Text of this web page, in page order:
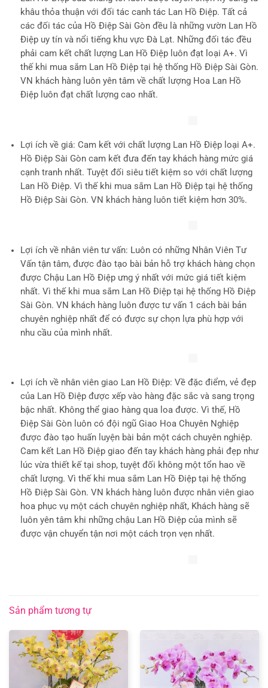
khâu thỏa thuận với đối tác canh tác Lan Hồ Điệp. Tất cả
các đối tác của Hồ Điệp Sài Gòn đều là những vườn Lan Hồ
Điệp uy tín và nổi tiếng khu vực Đà Lạt. Những đối tác đều
phải cam kết chất lượng Lan Hồ Điệp luôn đạt loại A+. Vì
thế khi mua sắm Lan Hồ Điệp tại hệ thống Hồ Điệp Sài Gòn.
VN khách hàng luôn yên tâm về chất lượng Hoa Lan Hồ
Điệp luôn đạt chất lượng cao nhất.
Lợi ích về giá: Cam kết với chất lượng Lan Hồ Điệp loại A+.
Hồ Điệp Sài Gòn cam kết đưa đến tay khách hàng mức giá
cạnh tranh nhất. Tuyệt đối siêu tiết kiệm so với chất lượng
Lan Hồ Điệp. Vì thế khi mua sắm Lan Hồ Điệp tại hệ thống
Hồ Điệp Sài Gòn. VN khách hàng luôn tiết kiệm hơn 30%.
Lợi ích về nhân viên tư vấn: Luôn có những Nhân Viên Tư
Vấn tận tâm, được đào tạo bài bản hỗ trợ khách hàng chọn
được Chậu Lan Hồ Điệp ưng ý nhất với mức giá tiết kiệm
nhất. Vì thế khi mua sắm Lan Hồ Điệp tại hệ thống Hồ Điệp
Sài Gòn. VN khách hàng luôn được tư vấn 1 cách bài bản
chuyên nghiệp nhất để có được sự chọn lựa phù hợp với
nhu cầu của mình nhất.
Lợi ích về nhân viên giao Lan Hồ Điệp: Về đặc điểm, vẻ đẹp
của Lan Hồ Điệp được xếp vào hàng đặc sắc và sang trọng
bậc nhất. Không thể giao hàng qua loa được. Vì thế, Hồ
Điệp Sài Gòn luôn có đội ngũ Giao Hoa Chuyên Nghiệp
được đào tạo huấn luyện bài bản một cách chuyên nghiệp.
Cam kết Lan Hồ Điệp giao đến tay khách hàng phải đẹp như
lúc vừa thiết kế tại shop, tuyệt đối không một tổn hao về
chất lượng. Vì thế khi mua sắm Lan Hồ Điệp tại hệ thống
Hồ Điệp Sài Gòn. VN khách hàng luôn được nhân viên giao
hoa phục vụ một cách chuyên nghiệp nhất, Khách hàng sẽ
luôn yên tâm khi những chậu Lan Hồ Điệp của mình sẽ
được vận chuyển tận nơi một cách trọn vẹn nhất.
Sản phẩm tương tự